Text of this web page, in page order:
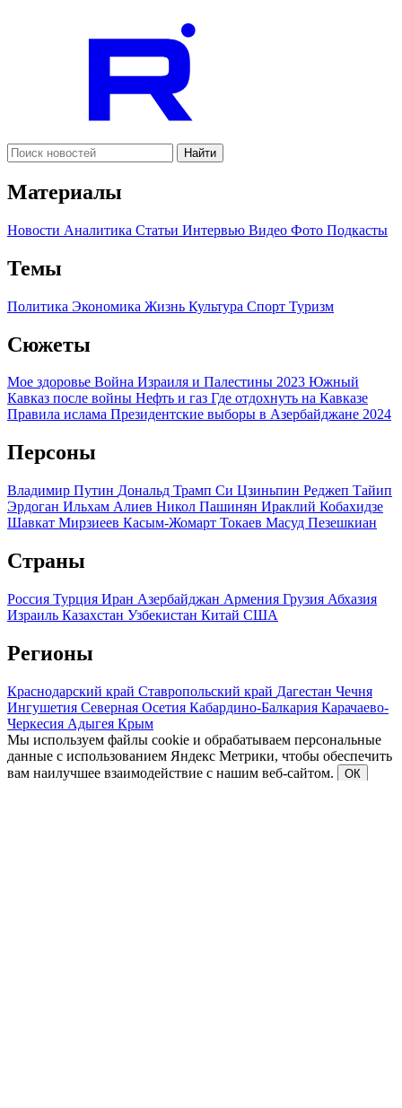
Найти
Материалы
Новости Аналитика Статьи Интервью Видео Фото Подкасты
Темы
Политика Экономика Жизнь Культура Спорт Туризм
Сюжеты
Мое здоровье Война Израиля и Палестины 2023 Южный
Кавказ после войны Нефть и газ Где отдохнуть на Кавказе
Правила ислама Президентские выборы в Азербайджане 2024
Персоны
Владимир Путин Дональд Трамп Си Цзиньпин Реджеп Тайип
Эрдоган Ильхам Алиев Никол Пашинян Ираклий Кобахидзе
Шавкат Мирзиеев Касым-Жомарт Токаев Масуд Пезешкиан
Страны
Россия Турция Иран Азербайджан Армения Грузия Абхазия
Израиль Казахстан Узбекистан Китай США
Регионы
Краснодарский край Ставропольский край Дагестан Чечня
Ингушетия Северная Осетия Кабардино-Балкария Карачаево-
Черкесия Адыгея Крым
Мы используем файлы cookie и обрабатываем персональные
данные с использованием Яндекс Метрики, чтобы обеспечить
вам наилучшее взаимодействие с нашим веб-сайтом.
ОК